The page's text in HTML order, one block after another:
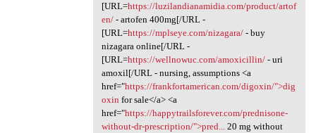
[URL=https://luzilandianamidia.com/product/artof
en/- artofen 400mg[/URL -
[URL=https://mplseye.com/nizagara/- buy
nizagara online[/URL -
[URL=https://wellnowuc.com/amoxicillin/- uri
amoxil[/URL - nursing, assumptions <a
href="https://frankfortamerican.com/digoxin/">dig
oxin for sale</a> <a
href="https://happytrailsforever.com/prednisone-
without-dr-prescription/">pred...20 mg without